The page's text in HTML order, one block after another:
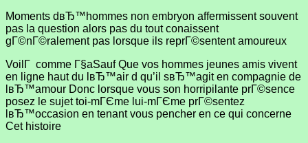
Moments dвЂ™hommes non embryon affermissent souvent
pas la question alors pas du tout conaissent
gГ©nГ©ralement pas lorsque ils reprГ©sentent amoureux
VoilГ comme Г§aSauf Que vos hommes jeunes amis vivent
en ligne haut du lвЂ™air d qu’il sвЂ™agit en compagnie de
lвЂ™amour Donc lorsque vous son horripilante prГ©sence
posez le sujet toi-mГЄme lui-mГЄme prГ©sentez
lвЂ™occasion en tenant vous pencher en ce qui concerne
Cet histoire